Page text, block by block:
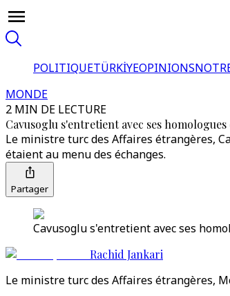
POLITIQUETÜRKİYEOPINIONS
MONDE
2 MIN DE LECTURE
Cavusoglu s'entretient avec ses
Le ministre turc des Affaires étrangères,
étaient au menu des échanges.
Partager
Cavusoglu s'entretient avec ses
Rachid Jankari
Le ministre turc des Affaires étrangères,